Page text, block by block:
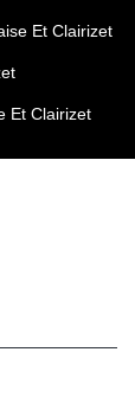
Et Clairizet
Et Clairizet